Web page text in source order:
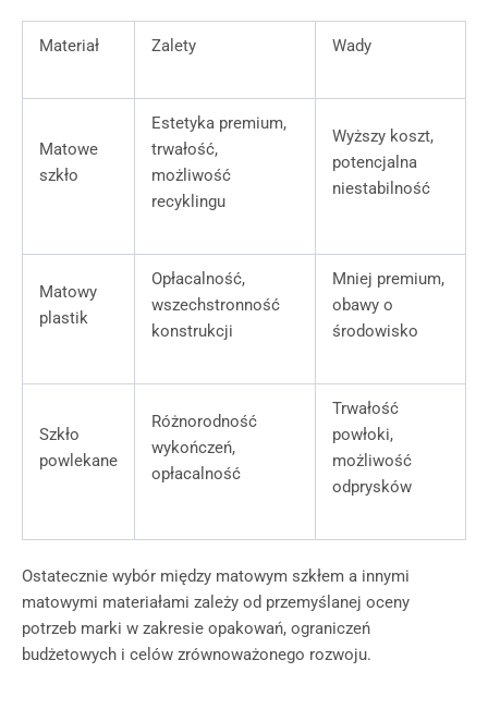
Materiał Zalety Wady
Matowe
szkło
Estetyka premium,
trwałość,
możliwość
recyklingu
Wyższy koszt,
potencjalna
niestabilność
Matowy
plastik
Opłacalność,
wszechstronność
konstrukcji
Mniej premium,
obawy o
środowisko
Szkło
powlekane
Różnorodność
wykończeń,
opłacalność
Trwałość
powłoki,
możliwość
odprysków
Ostatecznie wybór między matowym szkłem a innymi
matowymi materiałami zależy od przemyślanej oceny
potrzeb marki w zakresie opakowań, ograniczeń
budżetowych i celów zrównoważonego rozwoju.